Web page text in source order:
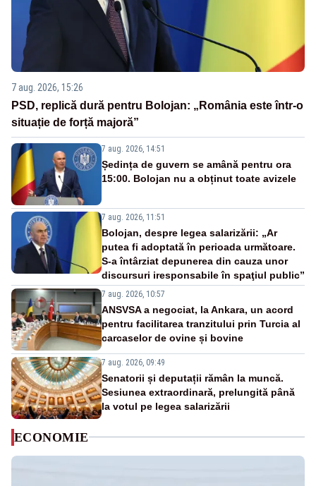
7 aug. 2026, 15:26
PSD, replică dură pentru Bolojan: „România este într-o
situație de forță majoră”
7 aug. 2026, 14:51
Ședința de guvern se amână pentru ora
15:00. Bolojan nu a obținut toate avizele
7 aug. 2026, 11:51
Bolojan, despre legea salarizării: „Ar
putea fi adoptată în perioada următoare.
S-a întârziat depunerea din cauza unor
discursuri iresponsabile în spaţiul public”
7 aug. 2026, 10:57
ANSVSA a negociat, la Ankara, un acord
pentru facilitarea tranzitului prin Turcia al
carcaselor de ovine și bovine
7 aug. 2026, 09:49
Senatorii și deputații rămân la muncă.
Sesiunea extraordinară, prelungită până
la votul pe legea salarizării
ECONOMIE